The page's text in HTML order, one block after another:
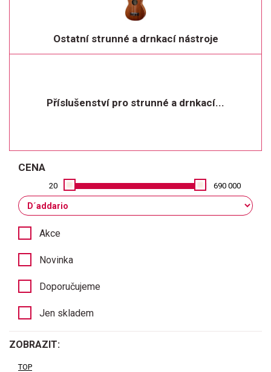
Ostatní strunné a drnkací nástroje
Příslušenství pro strunné a drnkací...
CENA
20 690 000
Akce
Novinka
Doporučujeme
Jen skladem
ZOBRAZIT:
TOP